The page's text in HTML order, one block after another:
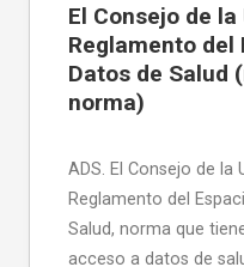
El Consejo de
Reglamento del
Datos de Salud
norma)
ADS. El Consejo de la
Reglamento del
Salud, norma que
acceso a datos de